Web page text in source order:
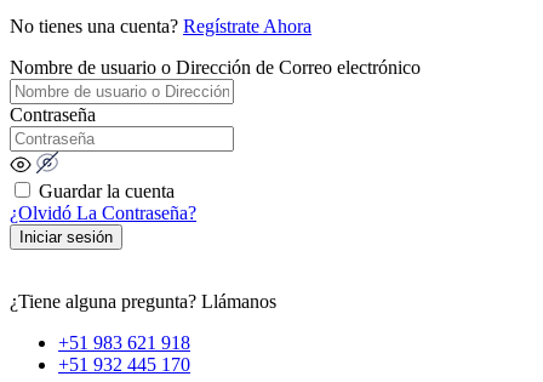
No tienes una cuenta? Regístrate Ahora
Nombre de usuario o Dirección de Correo electrónico
Contraseña
Guardar la cuenta
¿Olvidó La Contraseña?
Iniciar sesión
¿Tiene alguna pregunta? Llámanos
+51 983 621 918
+51 932 445 170